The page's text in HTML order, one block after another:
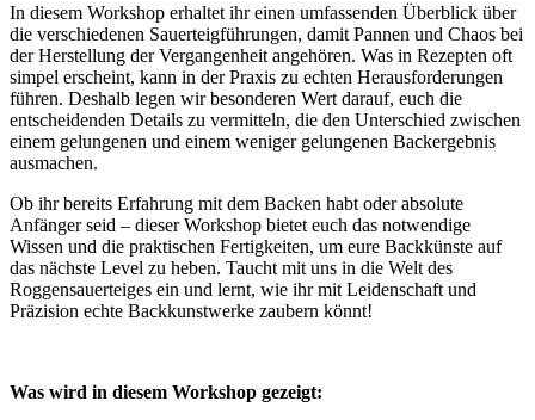
In diesem Workshop erhaltet ihr einen umfassenden Überblick über
die verschiedenen Sauerteigführungen, damit Pannen und Chaos bei
der Herstellung der Vergangenheit angehören. Was in Rezepten oft
simpel erscheint, kann in der Praxis zu echten Herausforderungen
führen. Deshalb legen wir besonderen Wert darauf, euch die
entscheidenden Details zu vermitteln, die den Unterschied zwischen
einem gelungenen und einem weniger gelungenen Backergebnis
ausmachen.
Ob ihr bereits Erfahrung mit dem Backen habt oder absolute
Anfänger seid – dieser Workshop bietet euch das notwendige
Wissen und die praktischen Fertigkeiten, um eure Backkünste auf
das nächste Level zu heben. Taucht mit uns in die Welt des
Roggensauerteiges ein und lernt, wie ihr mit Leidenschaft und
Präzision echte Backkunstwerke zaubern könnt!
Was wird in diesem Workshop gezeigt: